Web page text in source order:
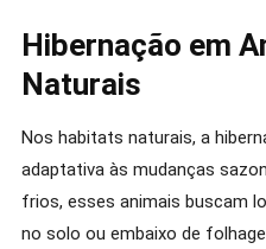
Hibernação em
Naturais
Nos habitats naturais, a
adaptativa às mudanças
frios, esses animais buscam
no solo ou embaixo de